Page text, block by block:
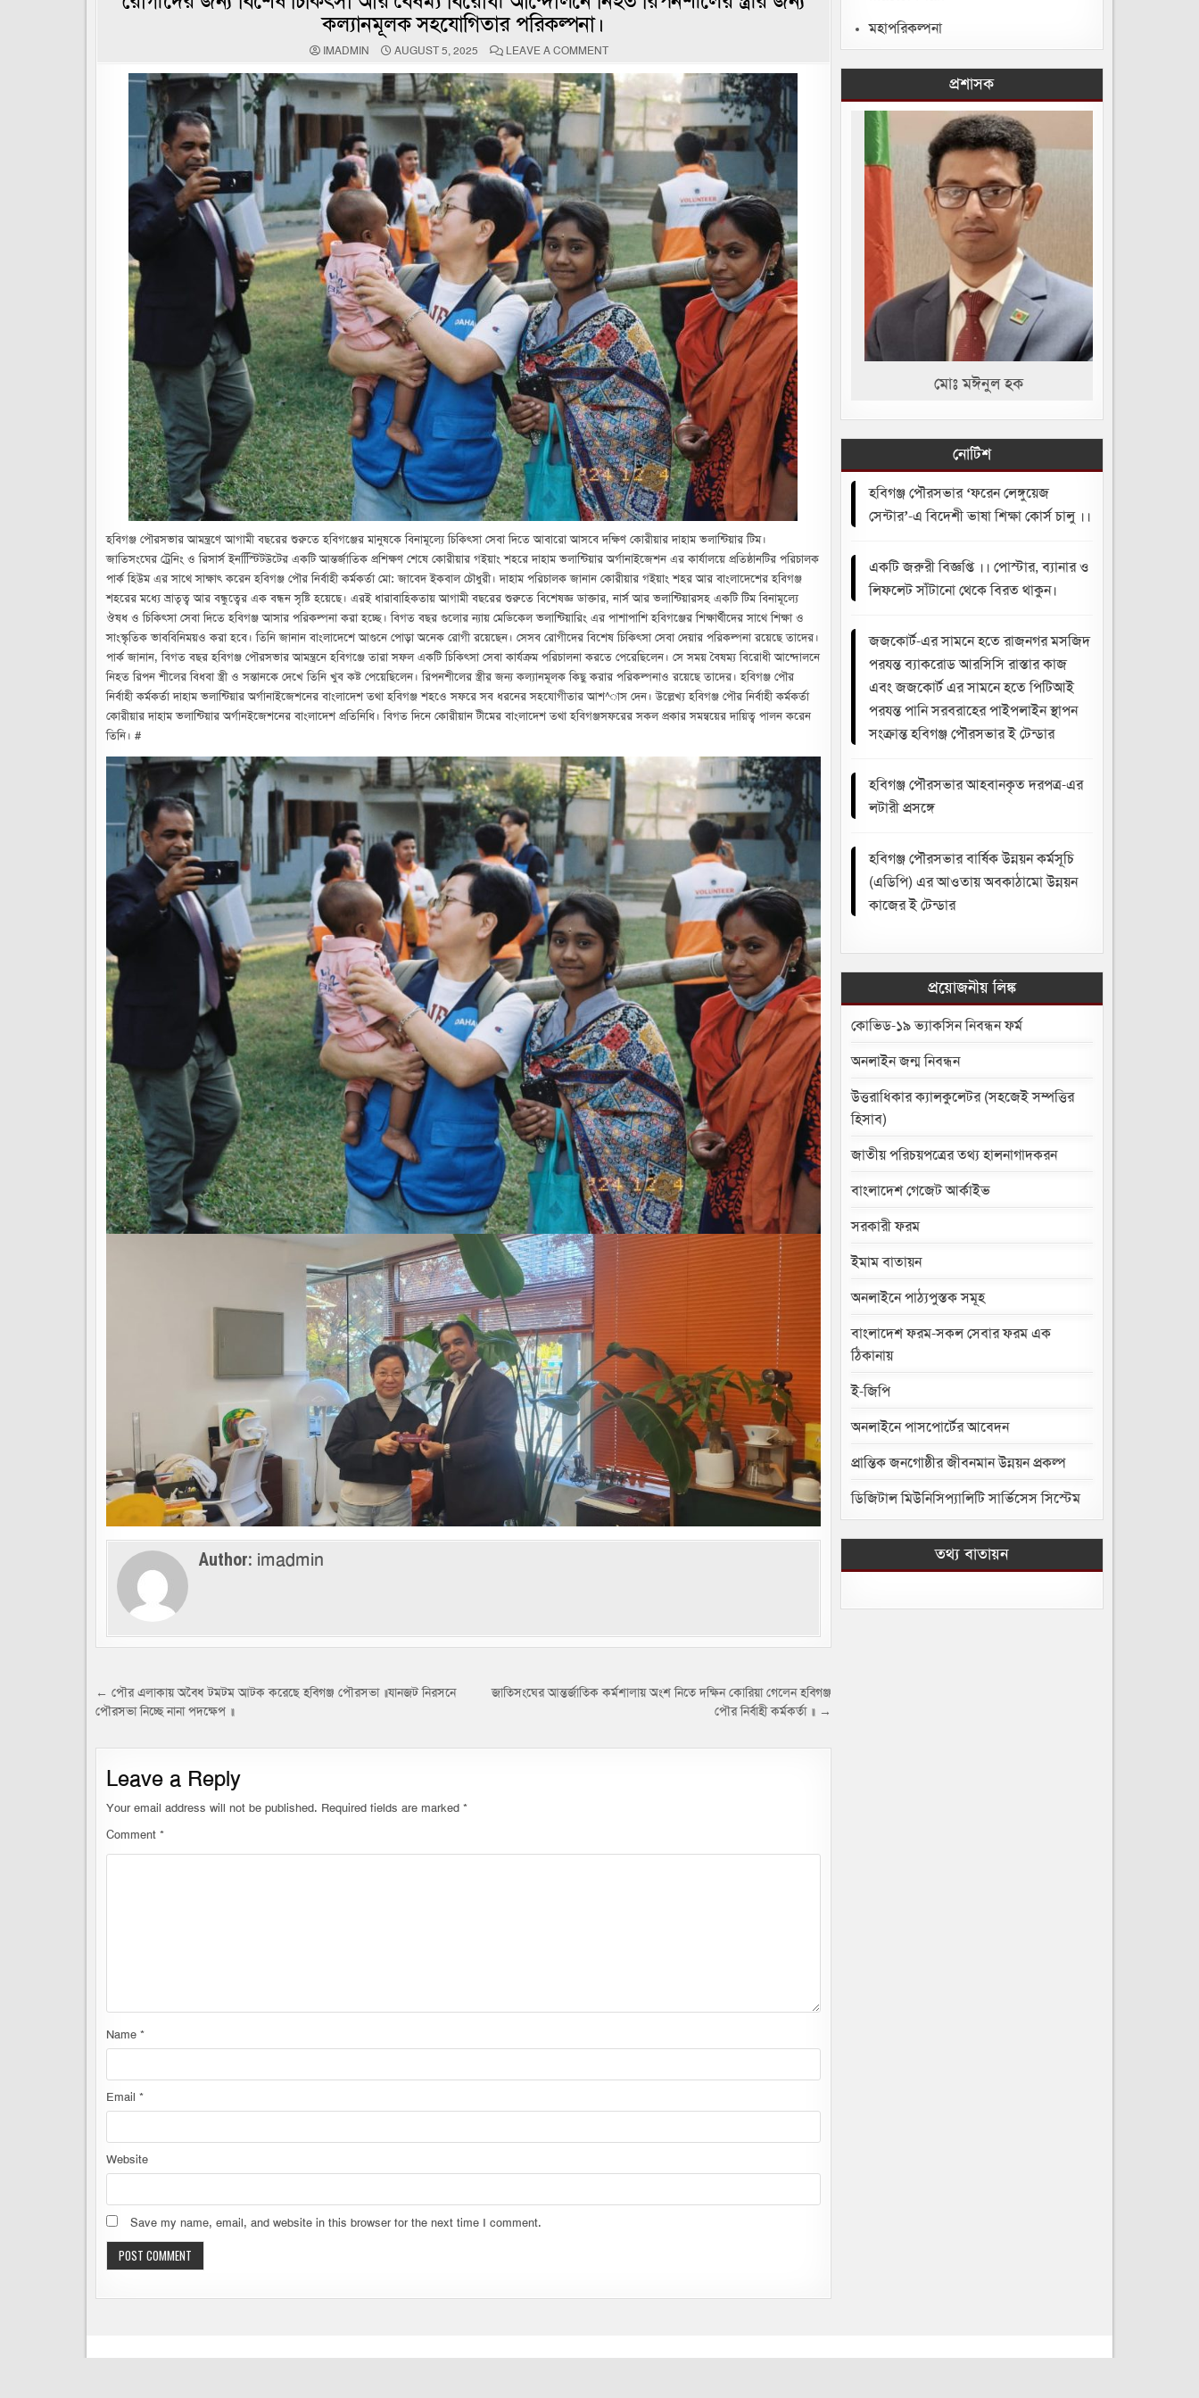
কল্যানমূলক সহযোগিতার পরিকল্পনা।
IMADMIN AUGUST 5, 2025 LEAVE A COMMENTON
বছরেও
আসবে
কোরীয়ান
ভলান্টিয়ারটিম,
দেবে
বিনামূল্যে
চিকিৎসা
সেবা।
আগুনে
রোগীদের
জন্য
বিশেষ
চিকিৎসা
আর
বৈষম্য
বিরোধী
আন্দোলনে
নিহত
রিপনশীলের
স্ত্রীর
জন্য
কল্যানমূলক
সহযোগিতার
পরিকল্পনা।
হবিগঞ্জ পৌরসভার আমন্ত্রণে আগামী বছরের শুরুতে হবিগঞ্জের মানুষকে বিনামূল্যে চিকিৎসা সেবা দিতে আবারো আসবে দক্ষিণ কোরীয়ার দাহাম ভলান্টিয়ার টিম।
জাতিসংঘের ট্রেনিং ও রিসার্স ইনস্টিিিটউটের একটি আন্তর্জাতিক প্রশিক্ষণ শেষে কোরীয়ার গইয়াং শহরে দাহাম ভলান্টিয়ার অর্গানাইজেশন এর কার্যালয়ে প্রতিষ্ঠানটির পরিচালক
পার্ক হিউম এর সাথে সাক্ষাৎ করেন হবিগঞ্জ পৌর নির্বাহী কর্মকর্তা মো: জাবেদ ইকবাল চৌধুরী। দাহাম পরিচালক জানান কোরীয়ার গইয়াং শহর আর বাংলাদেশের হবিগঞ্জ
শহরের মধ্যে ভ্রাতৃত্ব আর বন্ধুত্বের এক বন্ধন সৃষ্টি হয়েছে। এরই ধারাবাহিকতায় আগামী বছরের শুরুতে বিশেষজ্ঞ ডাক্তার, নার্স আর ভলান্টিয়ারসহ একটি টিম বিনামূল্যে
ঔষধ ও চিকিৎসা সেবা দিতে হবিগঞ্জ আসার পরিকল্পনা করা হচ্ছে। বিগত বছর গুলোর ন্যায় মেডিকেল ভলান্টিয়ারিং এর পাশাপাশি হবিগঞ্জের শিক্ষার্থীদের সাথে শিক্ষা ও
সাংস্কৃতিক ভাববিনিময়ও করা হবে। তিনি জানান বাংলাদেশে আগুনে পোড়া অনেক রোগী রয়েছেন। সেসব রোগীদের বিশেষ চিকিৎসা সেবা দেয়ার পরিকল্পনা রয়েছে তাদের।
পার্ক জানান, বিগত বছর হবিগঞ্জ পৌরসভার আমন্ত্রনে হবিগঞ্জে তারা সফল একটি চিকিৎসা সেবা কার্যক্রম পরিচালনা করতে পেরেছিলেন। সে সময় বৈষম্য বিরোধী আন্দোলনে
নিহত রিপন শীলের বিধবা স্ত্রী ও সন্তানকে দেখে তিনি খুব কষ্ট পেয়েছিলেন। রিপনশীলের স্ত্রীর জন্য কল্যানমূলক কিছু করার পরিকল্পনাও রয়েছে তাদের। হবিগঞ্জ পৌর
নির্বাহী কর্মকর্তা দাহাম ভলান্টিয়ার অর্গানাইজেশনের বাংলাদেশ তথা হবিগঞ্জ শহওে সফরে সব ধরনের সহযোগীতার আশ^াস দেন। উল্লেখ্য হবিগঞ্জ পৌর নির্বাহী কর্মকর্তা
কোরীয়ার দাহাম ভলান্টিয়ার অর্গানইজেশনের বাংলাদেশ প্রতিনিধি। বিগত দিনে কোরীয়ান টীমের বাংলাদেশ তথা হবিগঞ্জসফরের সকল প্রকার সমন্বয়ের দায়িত্ব পালন করেন
তিনি। #
Author: imadmin
Post
navigation
জাতিসংঘের আন্তর্জাতিক কর্মশালায় অংশ নিতে দক্ষিন কোরিয়া গেলেন হবিগঞ্জ
পৌর নির্বাহী কর্মকর্তা ॥ →
← পৌর এলাকায় অবৈধ টমটম আটক করেছে হবিগঞ্জ পৌরসভা ॥যানজট নিরসনে
পৌরসভা নিচ্ছে নানা পদক্ষেপ ॥
Leave a Reply
Your email address will not be published. Required fields are marked *
Comment *
Name *
Email *
Website
Save my name, email, and website in this browser for the next time I comment.
মহাপরিকল্পনা
প্রশাসক
মোঃ মঈনুল হক
নোটিশ
হবিগঞ্জ পৌরসভার ‘ফরেন লেঙ্গুয়েজ
সেন্টার’-এ বিদেশী ভাষা শিক্ষা কোর্স চালু ।।
একটি জরুরী বিজ্ঞপ্তি ।। পোস্টার, ব্যানার ও
লিফলেট সাঁটানো থেকে বিরত থাকুন।
জজকোর্ট-এর সামনে হতে রাজনগর মসজিদ
পরযন্ত ব্যাকরোড আরসিসি রাস্তার কাজ
এবং জজকোর্ট এর সামনে হতে পিটিআই
পরযন্ত পানি সরবরাহের পাইপলাইন স্থাপন
সংক্রান্ত হবিগঞ্জ পৌরসভার ই টেন্ডার
হবিগঞ্জ পৌরসভার আহবানকৃত দরপত্র-এর
লটারী প্রসঙ্গে
হবিগঞ্জ পৌরসভার বার্ষিক উন্নয়ন কর্মসূচি
(এডিপি) এর আওতায় অবকাঠামো উন্নয়ন
কাজের ই টেন্ডার
প্রয়োজনীয় লিঙ্ক
কোভিড-১৯ ভ্যাকসিন নিবন্ধন ফর্ম
অনলাইন জন্ম নিবন্ধন
উত্তরাধিকার ক্যালকুলেটর (সহজেই সম্পত্তির
হিসাব)
জাতীয় পরিচয়পত্রের তথ্য হালনাগাদকরন
বাংলাদেশ গেজেট আর্কাইভ
সরকারী ফরম
ইমাম বাতায়ন
অনলাইনে পাঠ্যপুস্তক সমূহ
বাংলাদেশ ফরম-সকল সেবার ফরম এক
ঠিকানায়
ই-জিপি
অনলাইনে পাসপোর্টের আবেদন
প্রান্তিক জনগোষ্ঠীর জীবনমান উন্নয়ন প্রকল্প
ডিজিটাল মিউনিসিপ্যালিটি সার্ভিসেস সিস্টেম
তথ্য বাতায়ন